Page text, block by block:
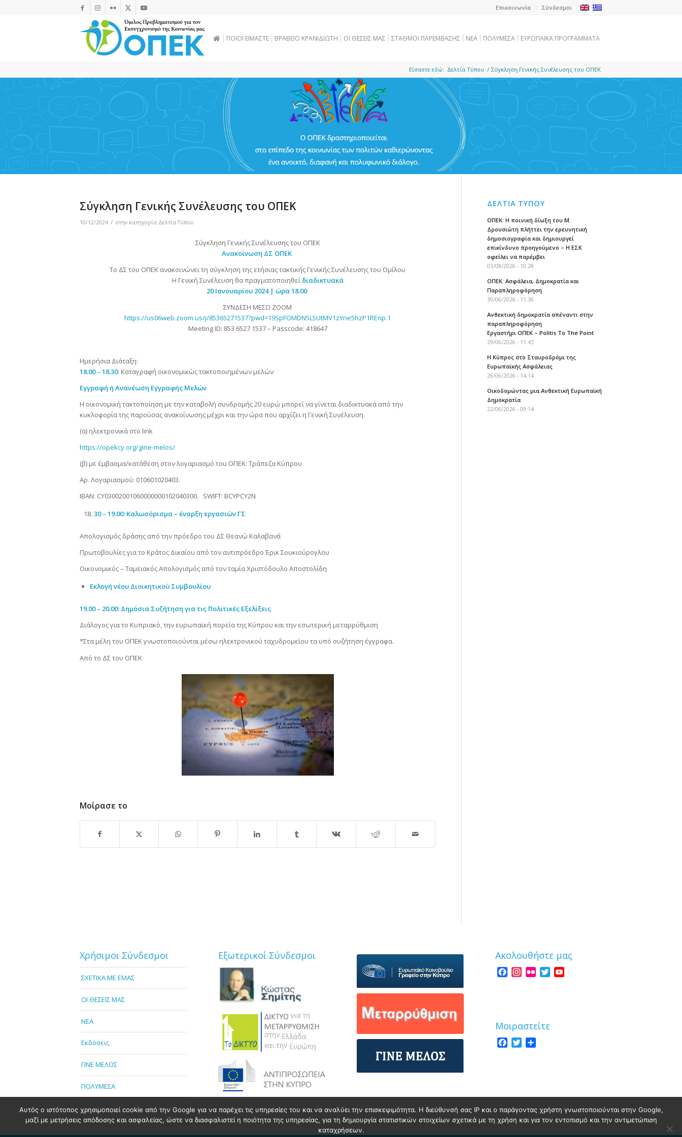
Επικοινωνία Σύνδεσμοι
ΠΟΙΟΙ ΕΙΜΑΣΤΕ ΒΡΑΒΕΙΟ ΚΡΑΝΙΔΙΩΤΗ OI ΘΕΣΕΙΣ ΜΑΣ ΣΤΑΘΜΟΙ ΠΑΡΕΜΒΑΣΗΣ NEA ΠΟΛΥΜΕΣΑ ΕΥΡΩΠΑΪΚΑ ΠΡΟΓΡΑΜΜΑΤΑ
Είσαστε εδώ: Δελτία Τύπου / Σύγκληση Γενικής Συνέλευσης του ΟΠΕΚ
Σύγκληση Γενικής Συνέλευσης του ΟΠΕΚ
10/12/2024 / στην κατηγορία Δελτία Τύπου
Σύγκληση Γενικής Συνέλευσης του ΟΠΕΚ
Ανακοίνωση ΔΣ ΟΠΕΚ
Το ΔΣ του ΟΠΕΚ ανακοινώνει τη σύγκληση της ετήσιας τακτικής Γενικής Συνέλευσης του Ομίλου
Η Γενική Συνέλευση θα πραγματοποιηθεί διαδικτυακά
20 Ιανουαρίου 2024 | ώρα 18.00
ΣΥΝΔΕΣΗ ΜΕΣΩ ΖΟΟΜ
https://us06web.zoom.us/j/85365271537?pwd=19SpFOMDN5L5UtMV1zYne5hzP1REnp.1
Meeting ID: 853 6527 1537 – Passcode: 418647
Ημερήσια Διάταξη:
18.00 – 18.30: Καταγραφή οικονομικώς τακτοποιημένων μελών
Εγγραφή ή Ανανέωση Εγγραφής Μελών
Η οικονομική τακτοποίηση με την καταβολή συνδρομής 20 ευρώ μπορεί να γίνεται διαδικτυακά από την
κυκλοφορία της παρούσας ανακοίνωσης μέχρι και την ώρα που αρχίζει η Γενική Συνέλευση.
(α) ηλεκτρονικά στο link
https://opekcy.org/gine-melos/
(β) με έμβασμα/κατάθεση στον λογαριασμό του ΟΠΕΚ: Τράπεζα Κύπρου
Αρ. Λογαριασμού: 010601020403.
ΙΒΑΝ: CY03002001060000000102040300. SWIFT: BCYPCY2N
30 – 19.00: Καλωσόρισμα – έναρξη εργασιών ΓΣ
Απολογισμός δράσης από την πρόεδρο του ΔΣ Θεανώ Καλαβανά
Πρωτοβουλίες για το Κράτος Δικαίου από τον αντιπρόεδρο Έρικ Σουκιούρογλου
Οικονομικός – Ταμειακός Απολογισμός από τον ταμία Χριστόδουλο Αποστολίδη
Εκλογή νέου Διοικητικού Συμβουλίου
19.00 – 20.00: Δημόσια Συζήτηση για τις Πολιτικές Εξελίξεις
Διάλογος για το Κυπριακό, την ευρωπαϊκή πορεία της Κύπρου και την εσωτερική μεταρρύθμιση
*Στα μέλη του ΟΠΕΚ γνωστοποιούνται μέσω ηλεκτρονικού ταχυδρομείου τα υπό συζήτηση έγγραφα.
Από το ΔΣ του ΟΠΕΚ
Μοίρασε το
ΔΕΛΤΙΑ ΤΥΠΟΥ
ΟΠΕΚ: Η ποινική δίωξη του Μ.
Δρουσιώτη πλήττει την ερευνητική
δημοσιογραφία και δημιουργεί
επικίνδυνο προηγούμενο – Η ΕΣΚ
οφείλει να παρέμβει
03/08/2026 - 10:28
ΟΠΕΚ: Ασφάλεια, Δημοκρατία και
Παραπληροφόρηση
30/06/2026 - 11:36
Ανθεκτική δημοκρατία απέναντι στην
παραπληροφόρηση
Εργαστήρι ΟΠΕΚ – Politis To The Point
29/06/2026 - 11:43
Η Κύπρος στο Σταυροδρόμι της
Ευρωπαϊκής Ασφάλειας
26/06/2026 - 14:14
Οικοδομώντας μια Ανθεκτική Ευρωπαϊκή
Δημοκρατία
22/06/2026 - 09:14
Χρήσιμοι Σύνδεσμοι
ΣΧΕΤΙΚΑ ΜΕ ΕΜΑΣ
OI ΘΕΣΕΙΣ ΜΑΣ
NEA
Εκδόσεις
ΓΙΝΕ ΜΕΛΟΣ
ΠΟΛΥΜΕΣΑ
Εξωτερικοί Σύνδεσμοι Ακολουθήστε μας
Facebook
Instagram
FlickrTwitterYouTube
Μοιραστείτε
Facebook
TwitterShare
Αυτός ο ιστότοπος χρησιμοποιεί cookie από την Google για να παρέχει τις υπηρεσίες του και να αναλύει την επισκεψιμότητα. Η διεύθυνσή σας IP και ο παράγοντας χρήστη γνωστοποιούνται στην Google,
μαζί με μετρήσεις απόδοσης και ασφαλείας, ώστε να διασφαλιστεί η ποιότητα της υπηρεσίας, για τη δημιουργία στατιστικών στοιχείων σχετικά με τη χρήση και για τον εντοπισμό και την αντιμετώπιση
καταχρήσεων.